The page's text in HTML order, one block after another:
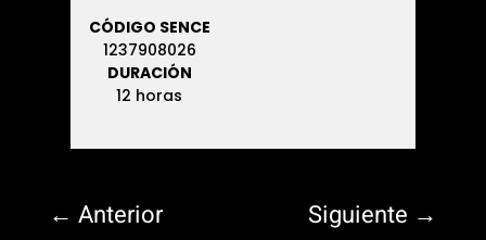
CÓDIGO SENCE
1237908026
DURACIÓN
12 horas
← Anterior Siguiente →